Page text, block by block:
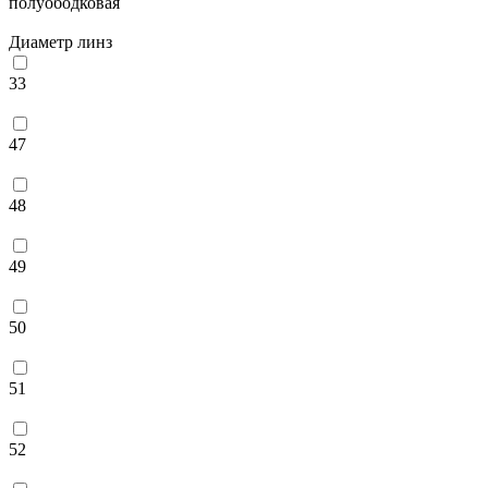
Диаметр линз
33
47
48
49
50
51
52